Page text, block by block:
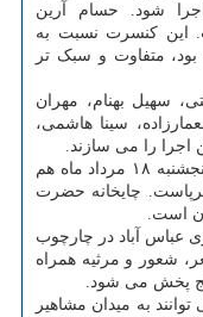
شود. حسام آرین
این کنسرت نسبت به
متفاوت و سبک تر
سهیل بهنام، مهران
سینا هاشمی،
اجرا را می سازند.
همچنین ویژه برنامه «خیمه الحسین» روز پنجشنبه ۱۸ مرداد ماه هم
چایخانه حضرت
است.
عباس آباد در چارچوب
شعور و مرثیه همراه
به میدان مشاهیر